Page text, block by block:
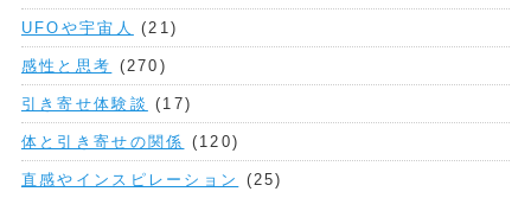
UFOや宇宙人 (21)
感性と思考 (270)
引き寄せ体験談 (17)
体と引き寄せの関係 (120)
直感やインスピレーション (25)